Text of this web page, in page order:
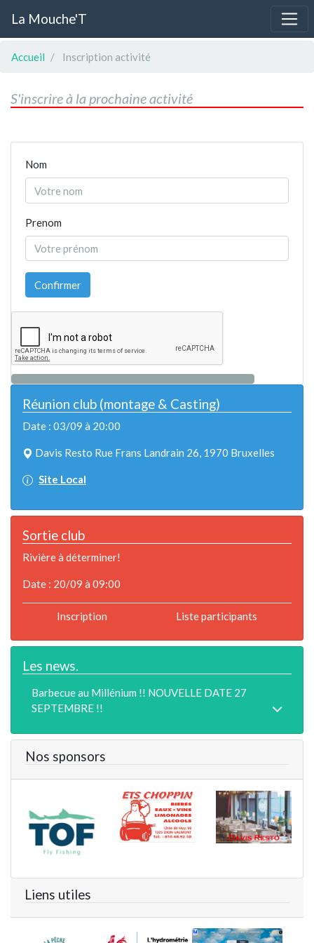
La Mouche'T
Accueil Inscription activité
S'inscrire à la prochaine activité
Nom
Prenom
Confirmer
Réunion club (montage & Casting)
Date : 03/09 à 20:00
Davis Resto Rue Frans Landrain 26, 1970 Bruxelles
Site Local
Sortie club
Rivière à déterminer!
Date : 20/09 à 09:00
Inscription Liste participants
Les news.
Barbecue au Millénium !! NOUVELLE DATE 27
SEPTEMBRE !!
Nos sponsors
Liens utiles